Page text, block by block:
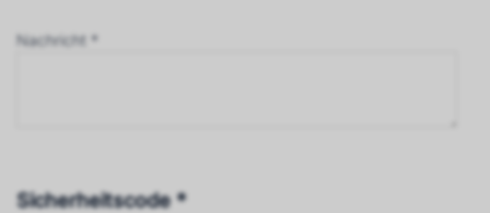
Nachricht *
Sicherheitscode *